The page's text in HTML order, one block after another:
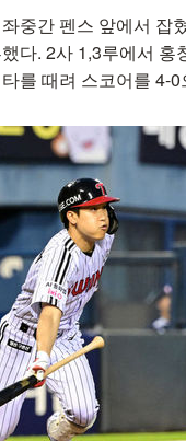
중간 펜스 앞에서 잡
다. 2사 1,3루에서 홍
를 때려 스코어를 4-